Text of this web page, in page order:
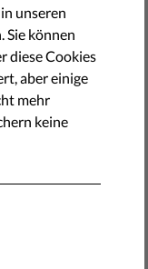
Union
unseren
Sie können
diese Cookies
aber einige
mehr
keine